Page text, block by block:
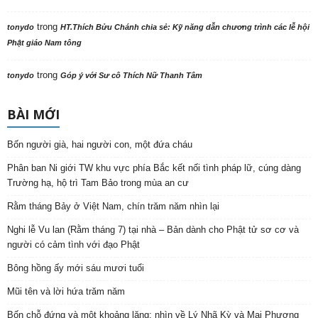
tonydo trong HT.Thích Bửu Chánh chia sẻ: Kỹ năng dẫn chương trình các lễ hội
Phật giáo Nam tông
tonydo trong Góp ý với Sư cô Thích Nữ Thanh Tâm
BÀI MỚI
Bốn người già, hai người con, một đứa cháu
Phân ban Ni giới TW khu vực phía Bắc kết nối tình pháp lữ, cúng dàng
Trường hạ, hộ trì Tam Bảo trong mùa an cư
Rằm tháng Bảy ở Việt Nam, chín trăm năm nhìn lại
Nghi lễ Vu lan (Rằm tháng 7) tại nhà – Bản dành cho Phật tử sơ cơ và
người có cảm tình với đạo Phật
Bông hồng ấy mới sáu mươi tuổi
Mũi tên và lời hứa trăm năm
Bốn chỗ đứng và một khoảng lặng: nhìn về Lý Nhã Kỳ và Mai Phương